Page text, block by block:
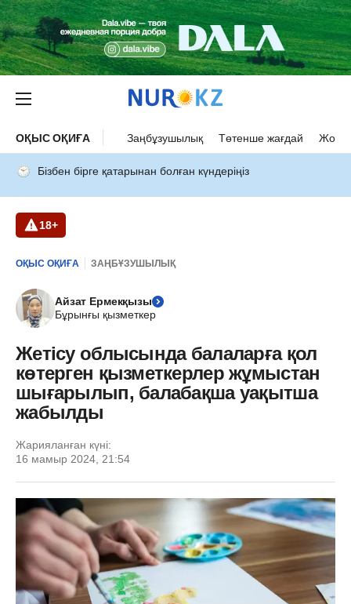
ОҚЫС ОҚИҒА Заңбұзушылық Төтенше жағдай Жол
Бізбен бірге қатарынан болған күндеріңіз
18+
ОҚЫС ОҚИҒА ЗАҢБҰЗУШЫЛЫҚ
Айзат Ермекқызы
Бұрынғы қызметкер
Жетісу облысында балаларға қол
көтерген қызметкерлер жұмыстан
шығарылып, балабақша уақытша
жабылды
Жарияланған күні:
16 мамыр 2024, 21:54